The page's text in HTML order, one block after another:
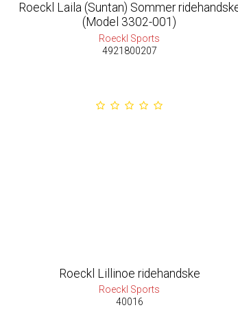
Roeckl Laila (Suntan) Sommer
(Model 3302-001)
Roeckl Sports
4921800207
Roeckl Lillinoe ridehandske
Roeckl Sports
40016